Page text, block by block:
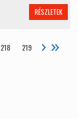
RÉSZLETEK
218 219